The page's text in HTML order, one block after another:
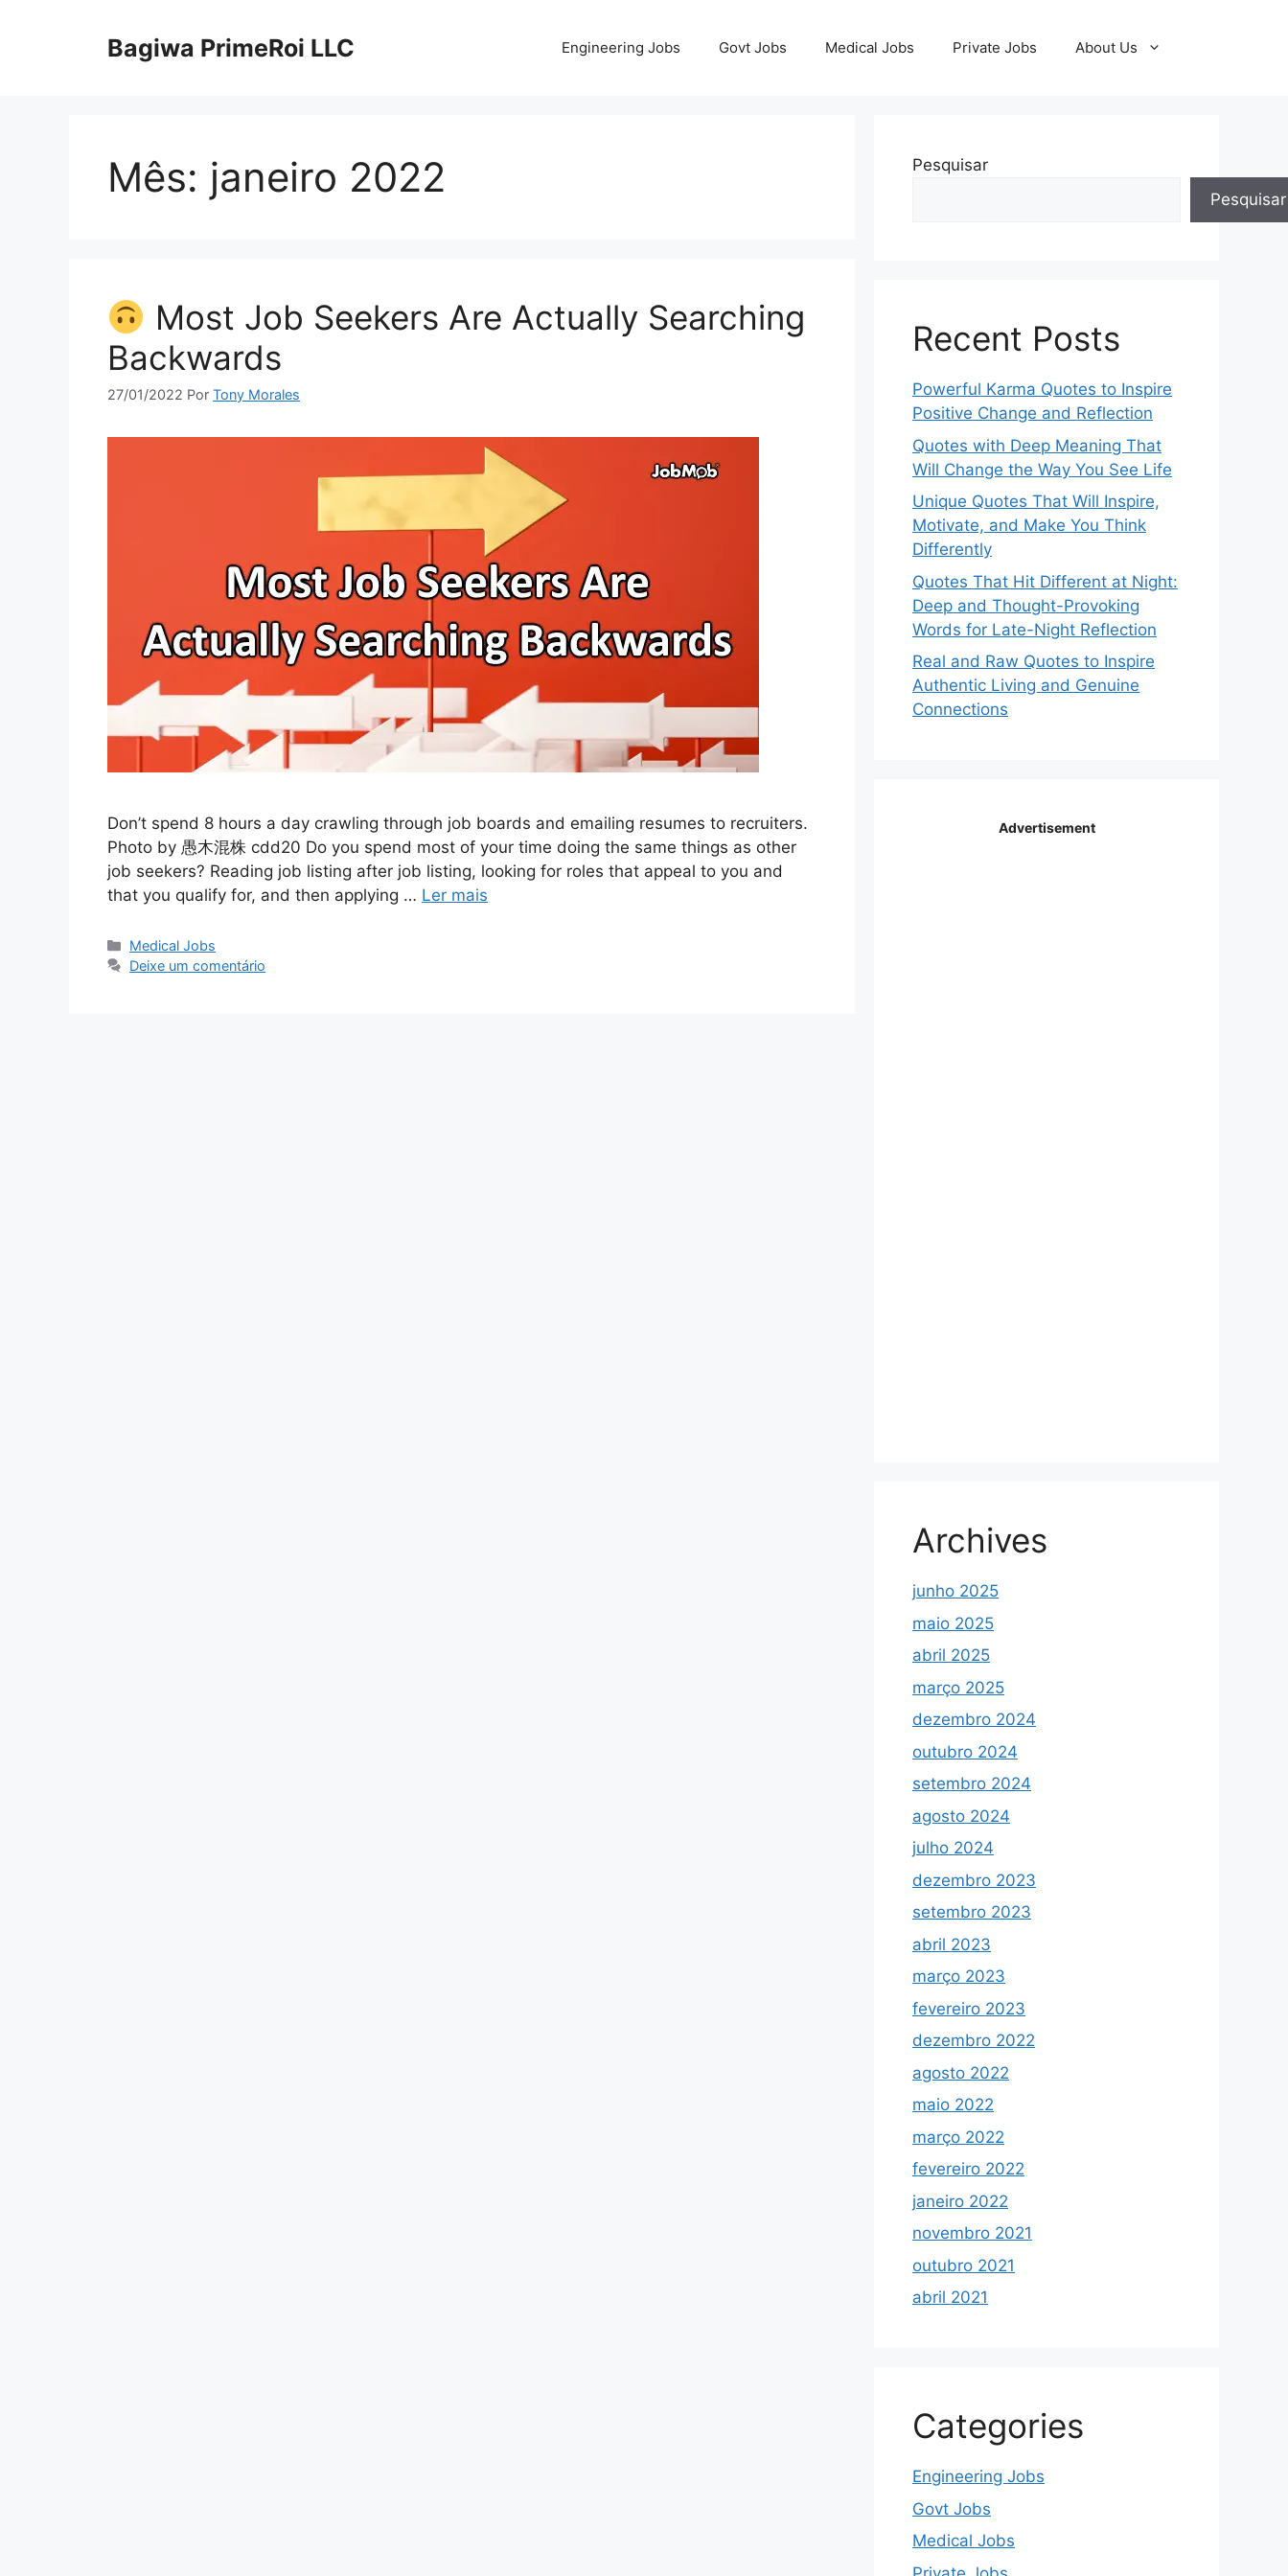
Bagiwa PrimeRoi LLC Engineering Jobs Govt Jobs Medical Jobs Private Jobs About Us
Mês: janeiro 2022
Most Job Seekers Are Actually Searching
Backwards
27/01/2022 Por Tony Morales
Don’t spend 8 hours a day crawling through job boards and emailing resumes to recruiters.
Photo by 愚木混株 cdd20 Do you spend most of your time doing the same things as other
job seekers? Reading job listing after job listing, looking for roles that appeal to you and
that you qualify for, and then applying … Ler mais
Categorias
Medical Jobs
Deixe um comentário
Pesquisar
Pesquisar
Recent Posts
Powerful Karma Quotes to Inspire
Positive Change and Reflection
Quotes with Deep Meaning That
Will Change the Way You See Life
Unique Quotes That Will Inspire,
Motivate, and Make You Think
Differently
Quotes That Hit Different at Night:
Deep and Thought-Provoking
Words for Late-Night Reflection
Real and Raw Quotes to Inspire
Authentic Living and Genuine
Connections
Advertisement
Archives
junho 2025
maio 2025
abril 2025
março 2025
dezembro 2024
outubro 2024
setembro 2024
agosto 2024
julho 2024
dezembro 2023
setembro 2023
abril 2023
março 2023
fevereiro 2023
dezembro 2022
agosto 2022
maio 2022
março 2022
fevereiro 2022
janeiro 2022
novembro 2021
outubro 2021
abril 2021
Categories
Engineering Jobs
Govt Jobs
Medical Jobs